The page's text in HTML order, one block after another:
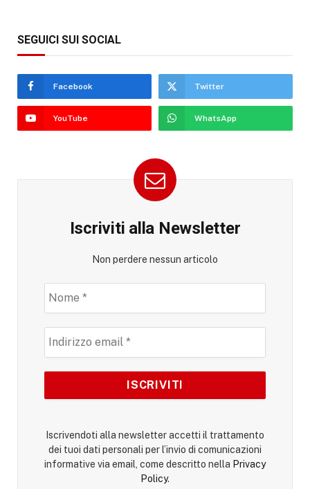
SEGUICI SUI SOCIAL
Facebook Twitter
YouTube WhatsApp
Iscriviti alla Newsletter
Non perdere nessun articolo
Iscrivendoti alla newsletter accetti il trattamento
dei tuoi dati personali per l’invio di comunicazioni
informative via email, come descritto nella Privacy
Policy.